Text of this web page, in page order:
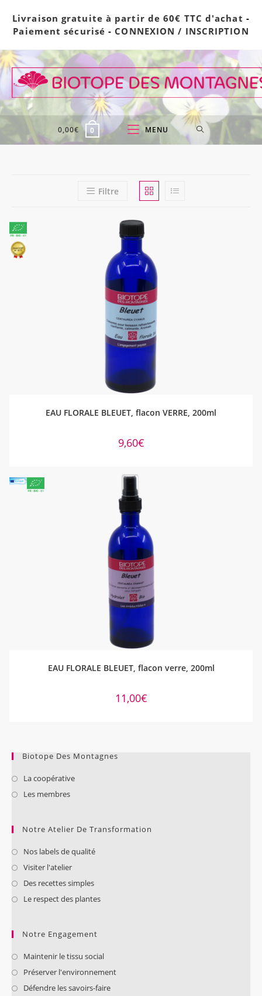
content
Livraison gratuite à partir de 60€ TTC d'achat -
Paiement sécurisé - CONNEXION / INSCRIPTION
0,00€ 0 MENU
Filtre
EAU FLORALE BLEUET, flacon VERRE, 200ml
9,60€
EAU FLORALE BLEUET, flacon verre, 200ml
11,00€
Biotope Des Montagnes
La coopérative
Les membres
Notre Atelier De Transformation
Nos labels de qualité
Visiter l'atelier
Des recettes simples
Le respect des plantes
Notre Engagement
Maintenir le tissu social
Préserver l'environnement
Défendre les savoirs-faire